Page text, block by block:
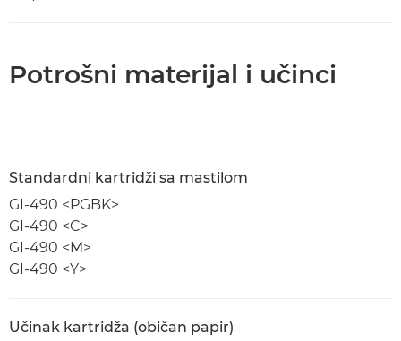
Potrošni materijal i učinci
Standardni kartridži sa mastilom
GI-490 <PGBK>
GI-490 <C>
GI-490 <M>
GI-490 <Y>
Učinak kartridža (običan papir)